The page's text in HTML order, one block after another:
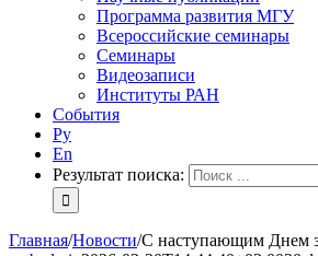
Программа развития МГУ
Всероссийские семинары
Семинары
Видеозаписи
Институты РАН
События
Ру
En
Результат поиска:
Главная/Новости/С наступающим Днем